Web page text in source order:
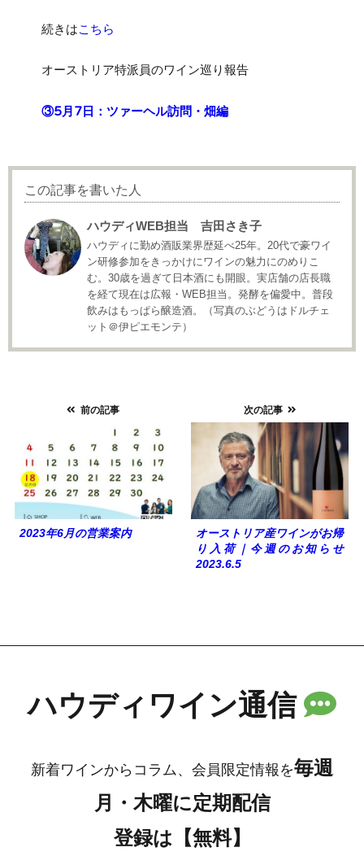
続きはこちら
オーストリア特派員のワイン巡り報告
③5月7日：ツァーヘル訪問・畑編
この記事を書いた人
ハウディWEB担当 吉田さき子
ハウディに勤め酒販業界歴延べ25年。20代で豪ワイ
ン研修参加をきっかけにワインの魅力にのめりこ
む。30歳を過ぎて日本酒にも開眼。実店舗の店長職
を経て現在は広報・WEB担当。発酵を偏愛中。普段
飲みはもっぱら醸造酒。（写真のぶどうはドルチェ
ット＠伊ピエモンテ）
前の記事
2023年6月の営業案内
次の記事
オーストリア産ワインがお帰
り入荷｜今週のお知らせ
2023.6.5
ハウディワイン通信
新着ワインからコラム、会員限定情報を毎週
月・木曜に定期配信
登録は【無料】